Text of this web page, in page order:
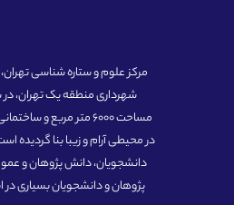
مرکز علوم و ستاره شناسی
در محیطی آرام و زیبا بنا گردیده
دانشجویان، دانش پژوهان و
پژوهان و دانشجویان بسیاری در